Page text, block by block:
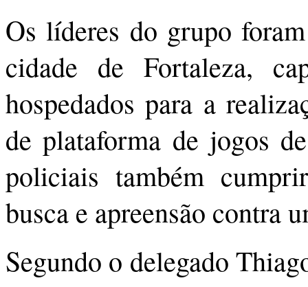
Os líderes do grupo
cidade de Fortaleza,
hospedados para a
de plataforma de jogos
policiais também
busca e apreensão contra
Segundo o delegado